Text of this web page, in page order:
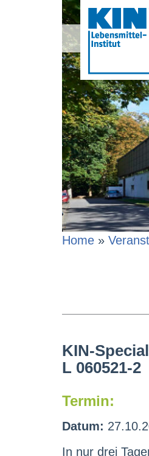
Home »
KIN-
L 060521-2
Termin:
Datum:
In nur drei